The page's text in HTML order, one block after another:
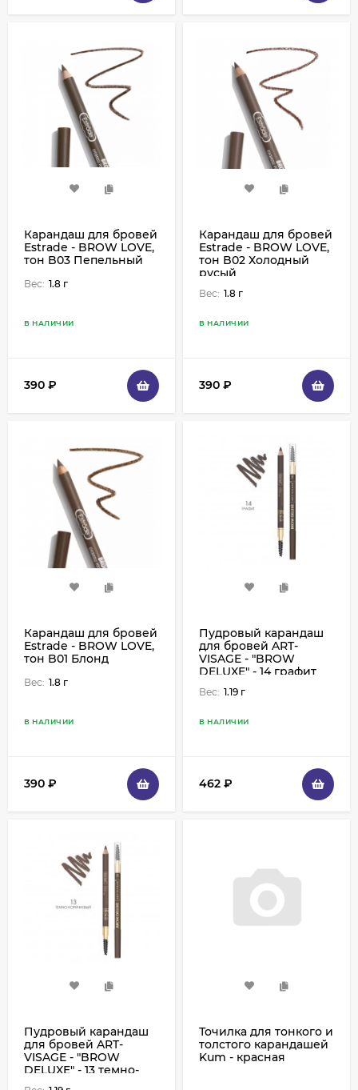
Карандаш для бровей
Estrade - BROW LOVE,
тон B03 Пепельный
Вес: 1.8 г
В НАЛИЧИИ
390 ₽
Карандаш для бровей
Estrade - BROW LOVE,
тон B02 Холодный
русый
Вес: 1.8 г
В НАЛИЧИИ
390 ₽
Карандаш для бровей
Estrade - BROW LOVE,
тон B01 Блонд
Вес: 1.8 г
В НАЛИЧИИ
390 ₽
Пудровый карандаш
для бровей ART-
VISAGE - "BROW
DELUXE" - 14 графит
Вес: 1.19 г
В НАЛИЧИИ
462 ₽
Пудровый карандаш
для бровей ART-
VISAGE - "BROW
DELUXE" - 13 темно-
Точилка для тонкого и
толстого карандашей
Kum - красная